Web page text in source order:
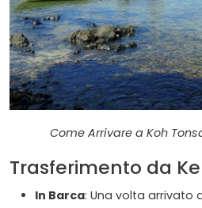
Come Arrivare a Koh
Trasferimento da
In Barca: Una volta arrivato